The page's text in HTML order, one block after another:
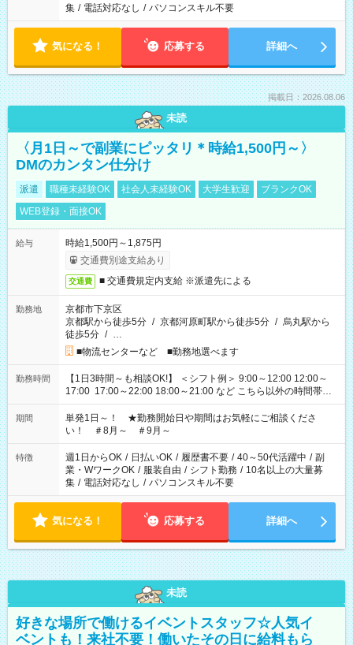
集 / 電話対応なし / パソコンスキル不要
気になる！ 応募する 詳細へ
掲載日：2026.08.06
未読
〈月1日～で副業にピッタリ＊時給1,500円～〉
DMのカンタン仕分け
派遣 職種未経験OK 社会人未経験OK 大学生歓迎
ブランクOK
WEB登録・面接OK
給与
時給1,500円～1,875円
交通費別途支給あり
交通費 ■ 交通費規定内支給 ※派遣先による
勤務地
京都市下京区
京都駅から徒歩5分 / 京都河原町駅から徒歩5分 / 烏丸駅から
徒歩5分 / …
■物流センターなど ■勤務地選べます
勤務時間
【1日3時間～も相談OK!】 ＜シフト例＞ 9:00～12:00 12:00～
17:00 17:00～22:00 18:00～21:00 など こちら以外の時間帯も
お気軽にご相談ください！
期間
単発1日～！ ★勤務開始日や期間はお気軽にご相談くださ
い！ ＃8月～ ＃9月～
特徴 週1日からOK / 日払いOK / 履歴書不要 / 40～50代活躍中 / 副
業・WワークOK / 服装自由 / シフト勤務 / 10名以上の大量募
集 / 電話対応なし / パソコンスキル不要
気になる！ 応募する 詳細へ
未読
好きな場所で働けるイベントスタッフ☆人気イ
ベントも！来社不要！働いたその日に給料もら